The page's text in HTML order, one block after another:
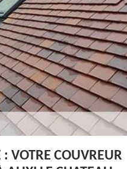
: VOTRE COUVREUR